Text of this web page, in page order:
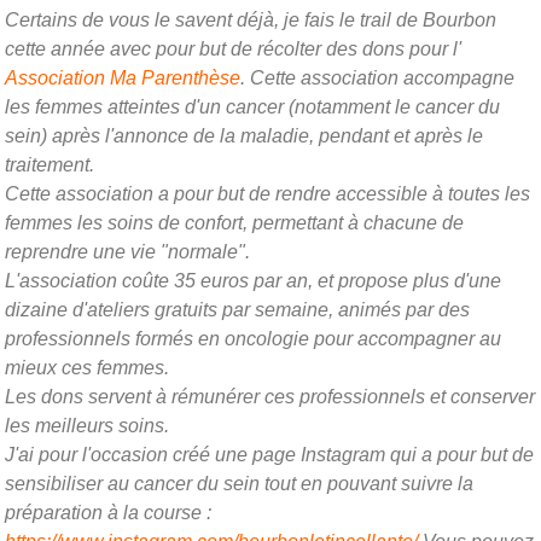
Certains de vous le savent déjà, je fais le trail de Bourbon
cette année avec pour but de récolter des dons pour l'
Association Ma Parenthèse. Cette association accompagne
les femmes atteintes d'un cancer (notamment le cancer du
sein) après l'annonce de la maladie, pendant et après le
traitement.
Cette association a pour but de rendre accessible à toutes les
femmes les soins de confort, permettant à chacune de
reprendre une vie "normale".
L'association coûte 35 euros par an, et propose plus d'une
dizaine d'ateliers gratuits par semaine, animés par des
professionnels formés en oncologie pour accompagner au
mieux ces femmes.
Les dons servent à rémunérer ces professionnels et conserver
les meilleurs soins.
J'ai pour l'occasion créé une page Instagram qui a pour but de
sensibiliser au cancer du sein tout en pouvant suivre la
préparation à la course :